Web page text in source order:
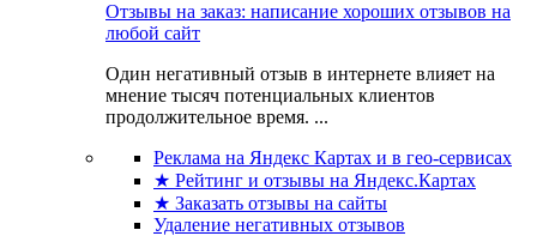
Отзывы на заказ: написание хороших отзывов на
любой сайт
Один негативный отзыв в интернете влияет на
мнение тысяч потенциальных клиентов
продолжительное время. ...
Реклама на Яндекс Картах и в гео-сервисах
★ Рейтинг и отзывы на Яндекс.Картах
★ Заказать отзывы на сайты
Удаление негативных отзывов